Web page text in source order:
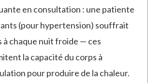
en consultation : une patiente
(pour hypertension) souffrait
à chaque nuit froide — ces
la capacité du corps à
pour produire de la chaleur.